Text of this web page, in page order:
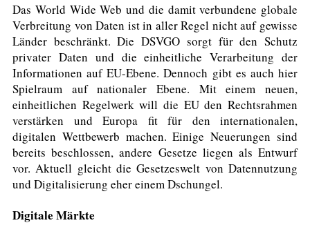
Das World Wide Web und die damit verbundene globale
Verbreitung von Daten ist in aller Regel nicht auf gewisse
Länder beschränkt. Die DSVGO sorgt für den Schutz
privater Daten und die einheitliche Verarbeitung der
Informationen auf EU-Ebene. Dennoch gibt es auch hier
Spielraum auf nationaler Ebene. Mit einem neuen,
einheitlichen Regelwerk will die EU den Rechtsrahmen
verstärken und Europa fit für den internationalen,
digitalen Wettbewerb machen. Einige Neuerungen sind
bereits beschlossen, andere Gesetze liegen als Entwurf
vor. Aktuell gleicht die Gesetzeswelt von Datennutzung
und Digitalisierung eher einem Dschungel.
Digitale Märkte